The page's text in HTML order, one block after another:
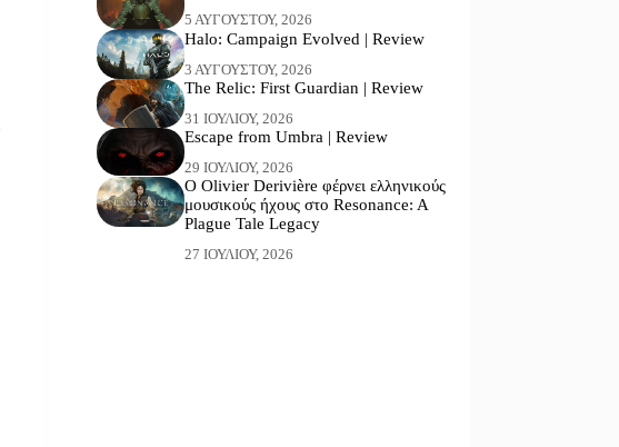
5 ΑΥΓΟΎΣΤΟΥ, 2026
Halo: Campaign Evolved | Review
3 ΑΥΓΟΎΣΤΟΥ, 2026
The Relic: First Guardian | Review
31 ΙΟΥΛΊΟΥ, 2026
Escape from Umbra | Review
29 ΙΟΥΛΊΟΥ, 2026
Ο Olivier Derivière φέρνει ελληνικούς
μουσικούς ήχους στο Resonance: A
Plague Tale Legacy
27 ΙΟΥΛΊΟΥ, 2026